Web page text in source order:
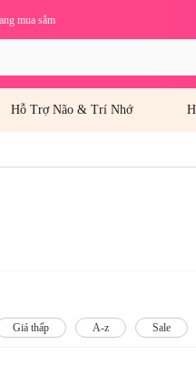
mua sắm
Hỗ Trợ Não & Trí Nhớ
Giá thấp A-z Sale